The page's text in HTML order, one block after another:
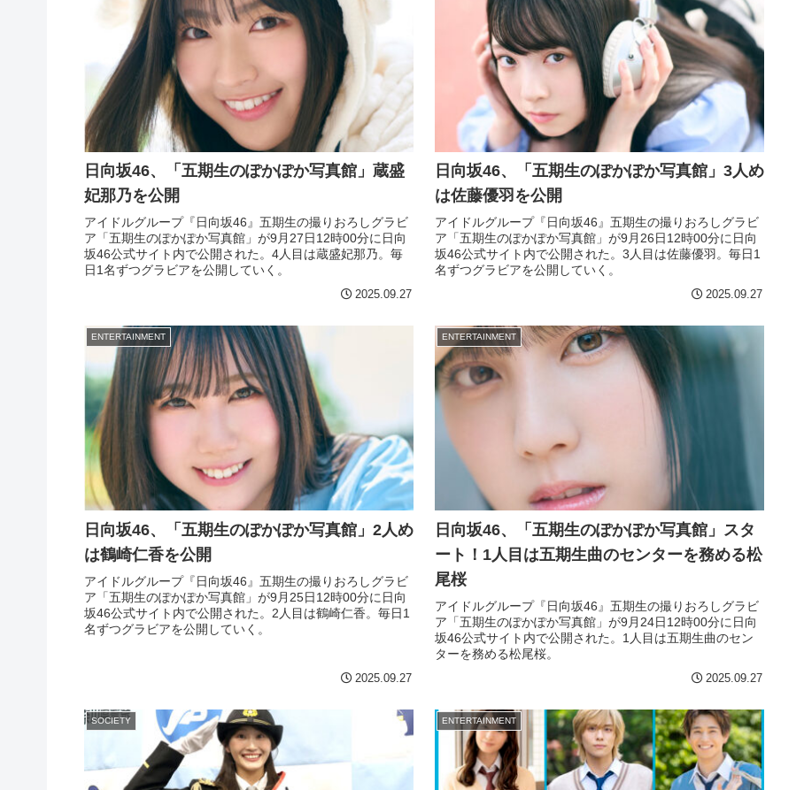
日向坂46、「五期生のぽかぽか写真館」蔵盛
妃那乃を公開
アイドルグループ『日向坂46』五期生の撮りおろしグラビ
ア「五期生のぽかぽか写真館」が9月27日12時00分に日向
坂46公式サイト内で公開された。4人目は蔵盛妃那乃。毎
日1名ずつグラビアを公開していく。
2025.09.27
日向坂46、「五期生のぽかぽか写真館」3人め
は佐藤優羽を公開
アイドルグループ『日向坂46』五期生の撮りおろしグラビ
ア「五期生のぽかぽか写真館」が9月26日12時00分に日向
坂46公式サイト内で公開された。3人目は佐藤優羽。毎日1
名ずつグラビアを公開していく。
2025.09.27
ENTERTAINMENT
日向坂46、「五期生のぽかぽか写真館」2人め
は鶴崎仁香を公開
アイドルグループ『日向坂46』五期生の撮りおろしグラビ
ア「五期生のぽかぽか写真館」が9月25日12時00分に日向
坂46公式サイト内で公開された。2人目は鶴崎仁香。毎日1
名ずつグラビアを公開していく。
2025.09.27
ENTERTAINMENT
日向坂46、「五期生のぽかぽか写真館」スタ
ート！1人目は五期生曲のセンターを務める松
尾桜
アイドルグループ『日向坂46』五期生の撮りおろしグラビ
ア「五期生のぽかぽか写真館」が9月24日12時00分に日向
坂46公式サイト内で公開された。1人目は五期生曲のセン
ターを務める松尾桜。
2025.09.27
SOCIETY ENTERTAINMENT